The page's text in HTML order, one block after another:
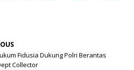
Fidusia Dukung Polri Berantas
Collector